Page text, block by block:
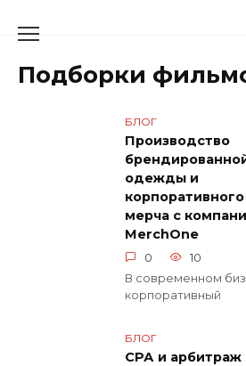
Подборки
БЛОГ
Производство
одежды и
корпоративного
мерча с
MerchOne
0
10
В современном
корпоративный
БЛОГ
СРА и арбитраж